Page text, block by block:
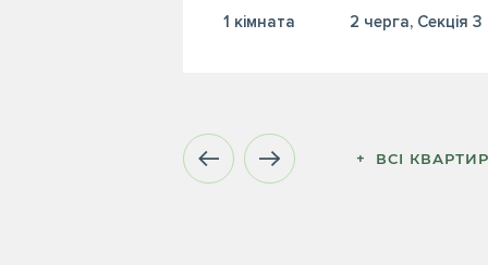
1 кiмната 2 черга, Секція 3
+  ВСІ